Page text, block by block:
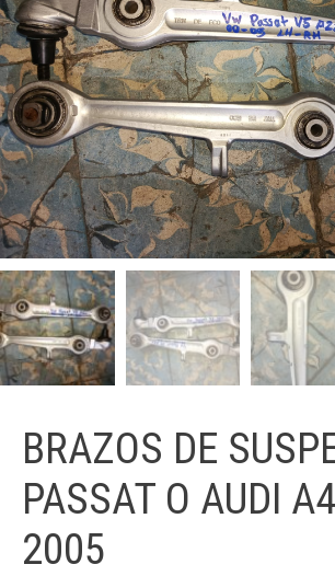
BRAZOS DE
PASSAT O AUDI
2005